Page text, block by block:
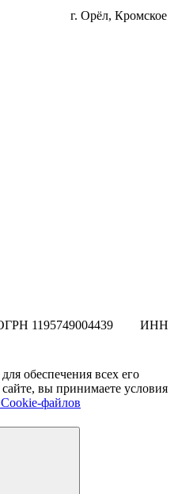
г. Орёл, Кромское
1195749004439
ИНН
обеспечения всех его
вы принимаете условия
файлов